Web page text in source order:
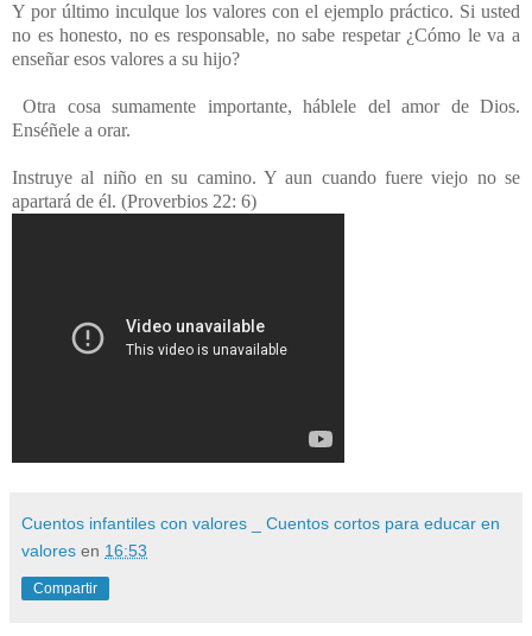
Y por último inculque los valores con el ejemplo práctico. Si usted
no es honesto, no es responsable, no sabe respetar ¿Cómo le va a
enseñar esos valores a su hijo?
Otra cosa sumamente importante, háblele del amor de Dios.
Enséñele a orar.
Instruye al niño en su camino. Y aun cuando fuere viejo no se
apartará de él. (Proverbios 22: 6)
Cuentos infantiles con valores _ Cuentos cortos para educar en
valores en 16:53
Compartir